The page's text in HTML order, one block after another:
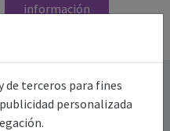
información
de terceros para fines
personalizada